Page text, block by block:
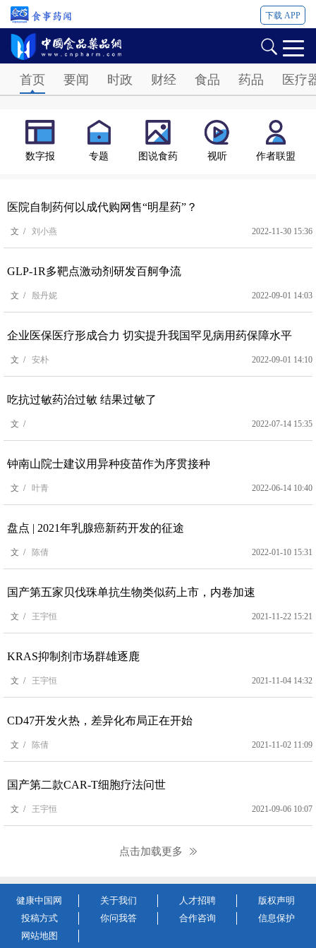
下载 APP
首页 要闻 时政 财经 食品 药品 医疗
数字报 专题 图说食药 视听 作者联盟
医院自制药何以成代购网售“明星药”？
文 / 刘小燕 2022-11-30 15:36
GLP-1R多靶点激动剂研发百舸争流
文 / 殷丹妮 2022-09-01 14:03
企业医保医疗形成合力 切实提升我国罕见病用药保障水平
文 / 安朴 2022-09-01 14:10
吃抗过敏药治过敏 结果过敏了
文 / 2022-07-14 15:35
钟南山院士建议用异种疫苗作为序贯接种
文 / 叶青 2022-06-14 10:40
盘点 | 2021年乳腺癌新药开发的征途
文 / 陈倩 2022-01-10 15:31
国产第五家贝伐珠单抗生物类似药上市，内卷加速
文 / 王宇恒 2021-11-22 15:21
KRAS抑制剂市场群雄逐鹿
文 / 王宇恒 2021-11-04 14:32
CD47开发火热，差异化布局正在开始
文 / 陈倩 2021-11-02 11:09
国产第二款CAR-T细胞疗法问世
文 / 王宇恒 2021-09-06 10:07
点击加载更多
健康中国网 关于我们 人才招聘
版权声明
投稿方式
你问我答 合作咨询
信息保护
网站地图